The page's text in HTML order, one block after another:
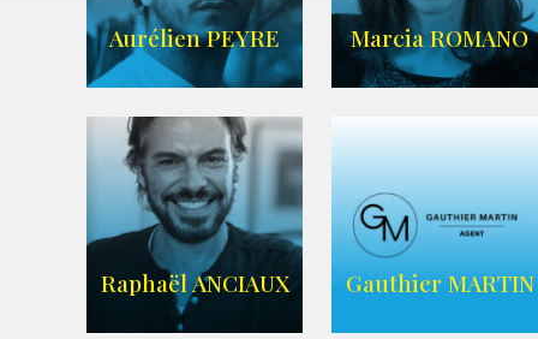
IMDB AGENCE ANIMAE
Aurélien PEYRE
ZELIG
Marcia ROMANO
WIKIPEDIA
AGENCE ZELIG
Raphaël ANCIAUX Gauthier MARTIN